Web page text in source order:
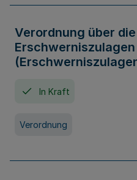
Verordnung über
Erschwerniszulagen
In Kraft
Verordnung